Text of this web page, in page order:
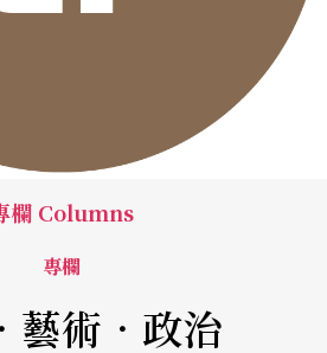
欄 Columns
專欄
藝術．政治